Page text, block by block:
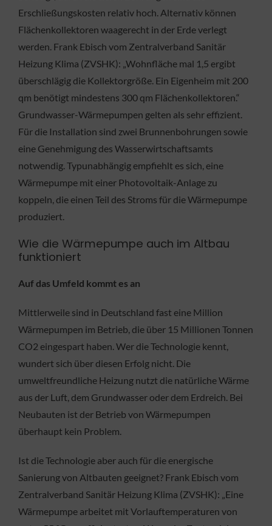
Erschließungskosten relativ hoch. Alternativ können
Flächenkollektoren waagerecht in der Erde verlegt
werden. Frank Ebisch vom Zentralverband Sanitär
Heizung Klima (ZVSHK): „Wohnfläche mal 1,5 ergibt
überschlägig die Kollektorgröße. Ein Eigenheim mit 200
qm benötigt mindestens 300 qm Flächenkollektoren.“
Grundwasser-Wärmepumpen gelten als sehr effizient.
Für die Installation sind zwei Brunnenbohrungen sowie
eine Genehmigung des Wasserwirtschaftsamts
notwendig. Typunabhängig empfiehlt es sich, eine
Wärmepumpe mit einer Photovoltaik-Anlage zu
koppeln, die einen Teil des Stroms für die Wärmepumpe
produziert.
Wie die Wärmepumpe auch im Altbau
funktioniert
Auf das Umfeld kommt es an
Mittlerweile sind in Deutschland fast eine Million
Wärmepumpen im Betrieb, die über 15 Millionen Tonnen
CO2 eingespart haben. Wer die Technologie kennt,
wundert sich über diesen Erfolg nicht. Die
umweltfreundliche Heizung nutzt die natürliche Wärme
aus der Luft, dem Grundwasser oder dem Erdreich. Bei
Neubauten ist der Betrieb von Wärmepumpen
überhaupt kein Problem.
Ist die Technologie aber auch für die energische
Sanierung von Altbauten geeignet? Frank Ebisch vom
Zentralverband Sanitär Heizung Klima (ZVSHK): „Eine
Wärmepumpe arbeitet mit Vorlauftemperaturen von